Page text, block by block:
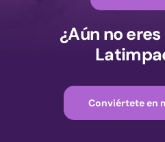
¿Aún no
Conviértete en